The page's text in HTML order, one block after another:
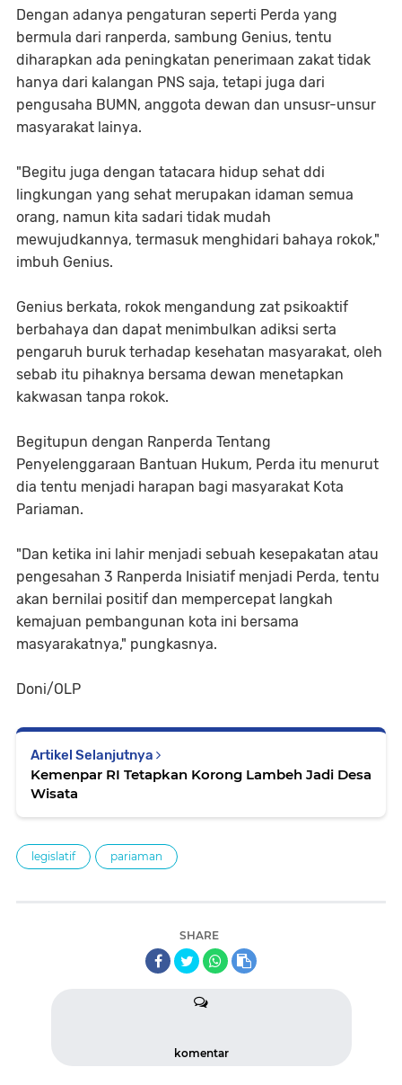
Dengan adanya pengaturan seperti Perda yang
bermula dari ranperda, sambung Genius, tentu
diharapkan ada peningkatan penerimaan zakat tidak
hanya dari kalangan PNS saja, tetapi juga dari
pengusaha BUMN, anggota dewan dan unsusr-unsur
masyarakat lainya.
"Begitu juga dengan tatacara hidup sehat ddi
lingkungan yang sehat merupakan idaman semua
orang, namun kita sadari tidak mudah
mewujudkannya, termasuk menghidari bahaya rokok,"
imbuh Genius.
Genius berkata, rokok mengandung zat psikoaktif
berbahaya dan dapat menimbulkan adiksi serta
pengaruh buruk terhadap kesehatan masyarakat, oleh
sebab itu pihaknya bersama dewan menetapkan
kakwasan tanpa rokok.
Begitupun dengan Ranperda Tentang
Penyelenggaraan Bantuan Hukum, Perda itu menurut
dia tentu menjadi harapan bagi masyarakat Kota
Pariaman.
"Dan ketika ini lahir menjadi sebuah kesepakatan atau
pengesahan 3 Ranperda Inisiatif menjadi Perda, tentu
akan bernilai positif dan mempercepat langkah
kemajuan pembangunan kota ini bersama
masyarakatnya," pungkasnya.
Doni/OLP
Artikel Selanjutnya
Kemenpar RI Tetapkan Korong Lambeh Jadi Desa
Wisata
legislatif pariaman
SHARE
komentar